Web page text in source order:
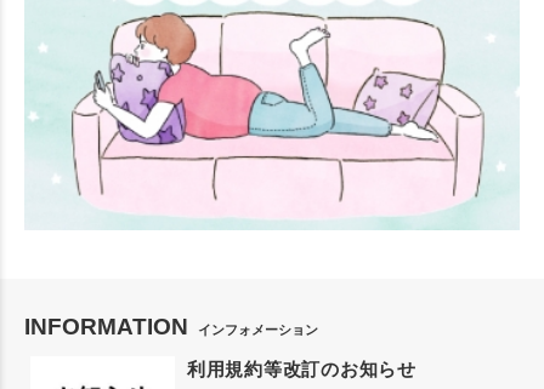
INFORMATION インフォメーション
利用規約等改訂のお知らせ